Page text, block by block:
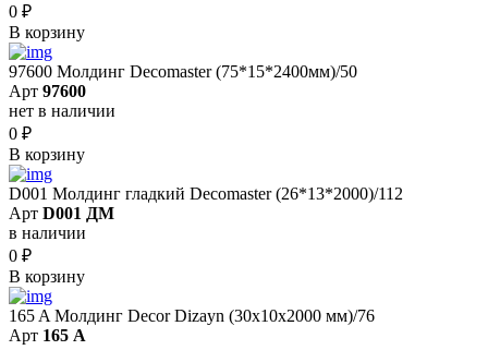
0 ₽
В корзину
97600 Молдинг Decomaster (75*15*2400мм)/50
Арт 97600
нет в наличии
0 ₽
В корзину
D001 Молдинг гладкий Decomaster (26*13*2000)/112
Арт D001 ДМ
в наличии
0 ₽
В корзину
165 A Молдинг Decor Dizayn (30х10х2000 мм)/76
Арт 165 A